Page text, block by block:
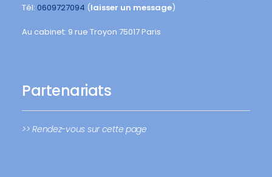
Tél: 0609727094 (laisser un message)
Au cabinet: 9 rue Troyon 75017 Paris
Partenariats
>> Rendez-vous sur cette page